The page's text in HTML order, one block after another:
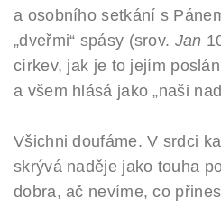
a osobního setkání s
„dveřmi“ spásy (srov. Jan
církev, jak je to jejím
a všem hlásá jako „naši
Všichni doufáme. V srdci
skrývá naděje jako touha
dobra, ač nevíme, co